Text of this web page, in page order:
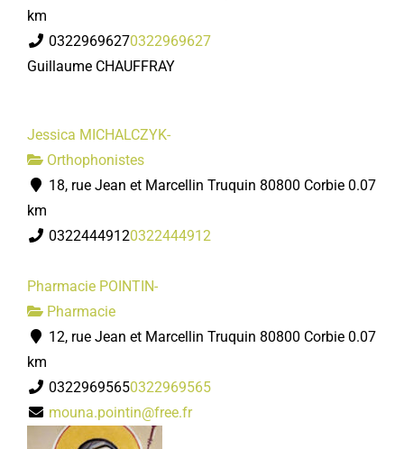
km
03229696270322969627
Guillaume CHAUFFRAY
Jessica MICHALCZYK-
Orthophonistes
18, rue Jean et Marcellin Truquin 80800 Corbie 0.07
km
03224449120322444912
Pharmacie POINTIN-
Pharmacie
12, rue Jean et Marcellin Truquin 80800 Corbie 0.07
km
03229695650322969565
mouna.pointin@free.fr